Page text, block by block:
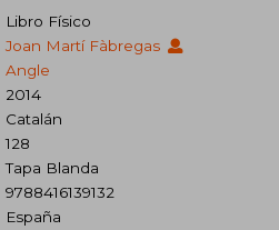
Libro Físico
Joan Martí Fàbregas
Angle
2014
Catalán
128
Tapa Blanda
9788416139132
España